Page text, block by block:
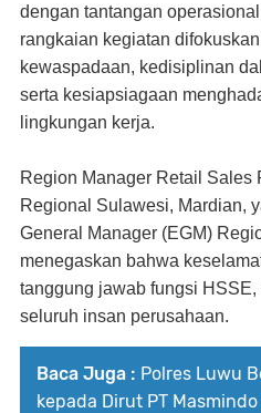
dengan tantangan
rangkaian kegiatan
kewaspadaan, kedisiplinan
serta kesiapsiagaan
lingkungan kerja.
Region Manager Retail Sales
Regional Sulawesi, Mardian,
General Manager (EGM)
menegaskan bahwa
tanggung jawab fungsi
seluruh insan perusahaan.
Baca Juga : Polres Luwu
kepada Dirut PT